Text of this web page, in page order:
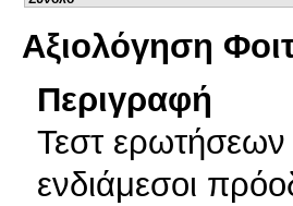
Αξιολόγηση
Περιγραφή
Τεστ ερωτήσεων
ενδιάμεσοι